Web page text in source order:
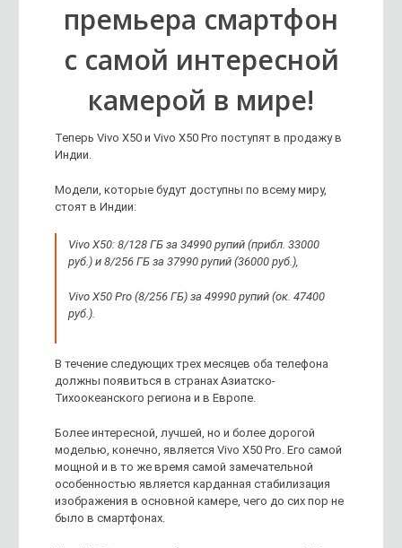
премьера смартфон
с самой интересной
камерой в мире!
Теперь Vivo X50 и Vivo X50 Pro поступят в продажу в
Индии.
Модели, которые будут доступны по всему миру,
стоят в Индии:
Vivo X50: 8/128 ГБ за 34990 рупий (прибл. 33000
руб.) и 8/256 ГБ за 37990 рупий (36000 руб.),
Vivo X50 Pro (8/256 ГБ) за 49990 рупий (ок. 47400
руб.).
В течение следующих трех месяцев оба телефона
должны появиться в странах Азиатско-
Тихоокеанского региона и в Европе.
Более интересной, лучшей, но и более дорогой
моделью, конечно, является Vivo X50 Pro. Его самой
мощной и в то же время самой замечательной
особенностью является карданная стабилизация
изображения в основной камере, чего до сих пор не
было в смартфонах.